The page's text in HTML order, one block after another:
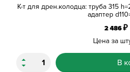
К-т для дрен.колодца: труба 315
адаптер
2 486₽
Цена за
В